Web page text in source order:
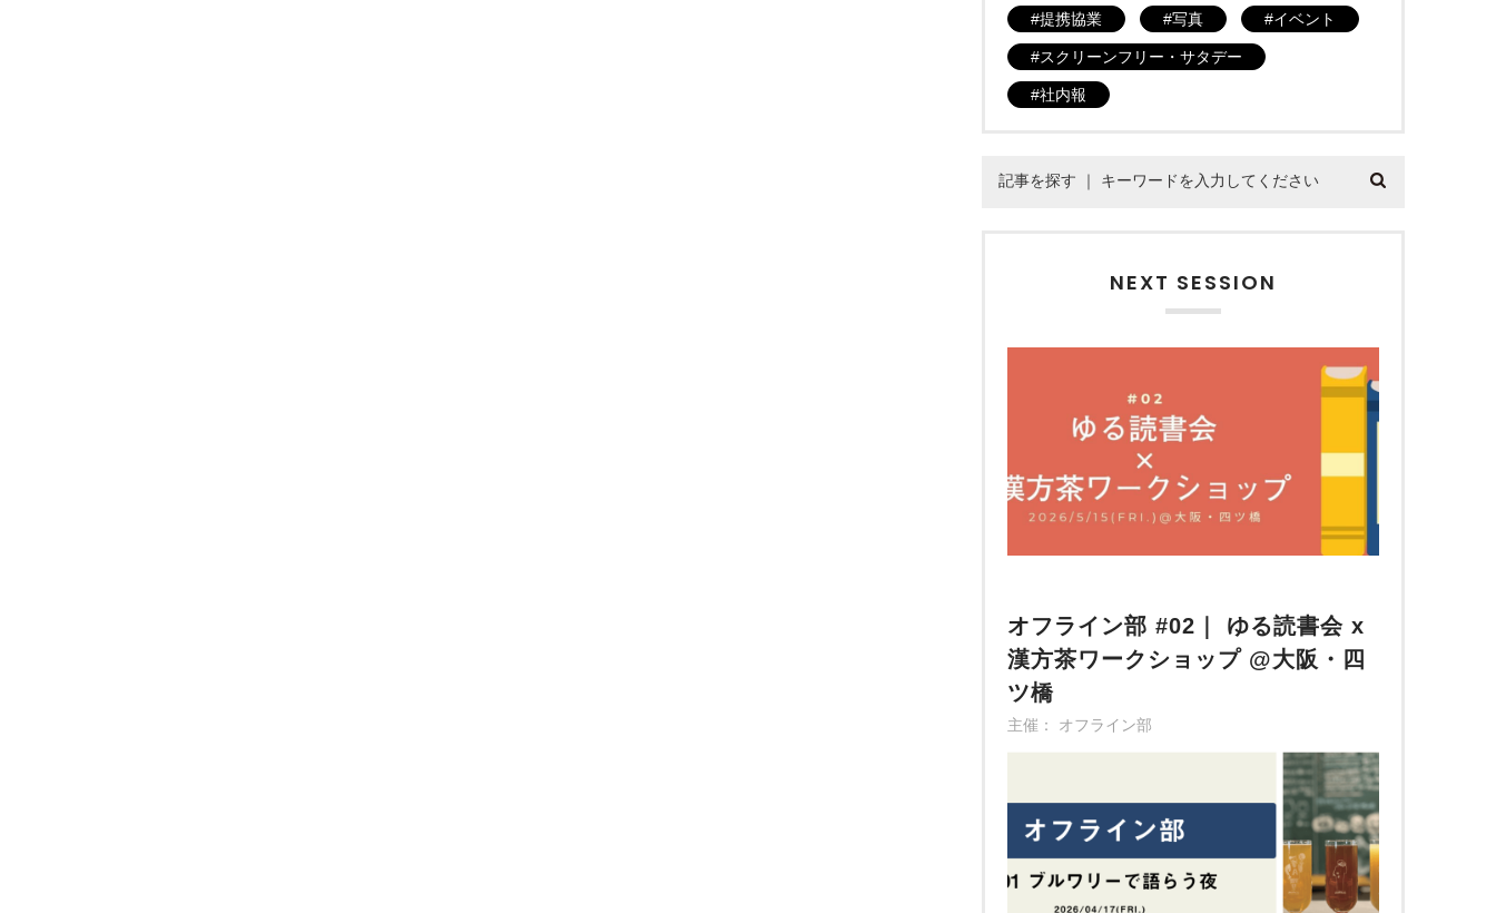
提携協業 写真 イベント
スクリーンフリー・サタデー
社内報
NEXT SESSION
オフライン部 #02｜ ゆる読書会 x
漢方茶ワークショップ @大阪・四
ツ橋
主催： オフライン部